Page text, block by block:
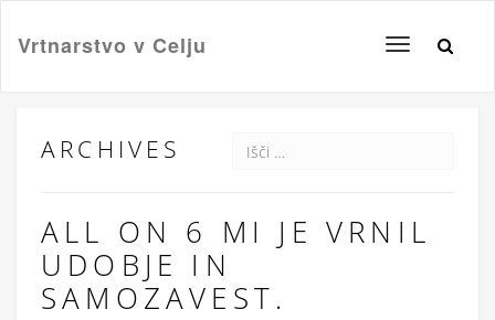
Toggle
Vrtnarstvo v Celju
ARCHIVES
ALL ON 6 MI JE VRNIL
UDOBJE IN
SAMOZAVEST.